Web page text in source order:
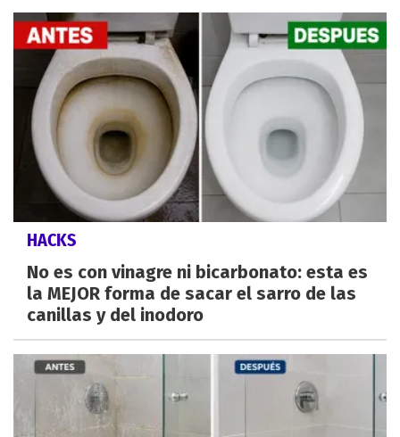
HACKS
No es con vinagre ni bicarbonato: esta es
la MEJOR forma de sacar el sarro de las
canillas y del inodoro